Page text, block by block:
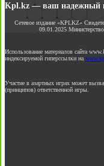
Kpl.kz — ваш надежный
Сетевое издание «KPLKZ»
09.01.2025
Использование материалов сайта
индексируемой гиперссылки на
Участие в азартных играх может
(принципов) ответственной игры.